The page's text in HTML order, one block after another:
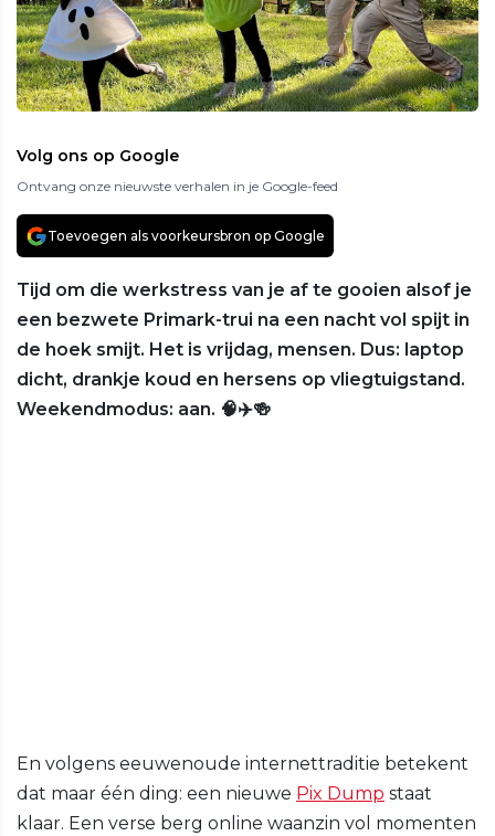
Volg ons op Google
Ontvang onze nieuwste verhalen in je Google-feed
Toevoegen als voorkeursbron op Google
Tijd om die werkstress van je af te gooien alsof je
een bezwete Primark-trui na een nacht vol spijt in
de hoek smijt. Het is vrijdag, mensen. Dus: laptop
dicht, drankje koud en hersens op vliegtuigstand.
Weekendmodus: aan. 🧠✈️🍻
En volgens eeuwenoude internettraditie betekent
dat maar één ding: een nieuwe Pix Dump staat
klaar. Een verse berg online waanzin vol momenten